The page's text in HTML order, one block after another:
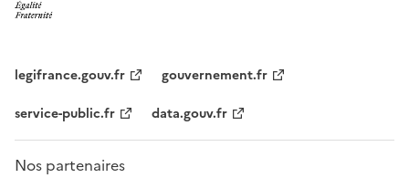
legifrance.gouv.fr
gouvernement.fr
service-public.fr
data.gouv.fr
Nos partenaires